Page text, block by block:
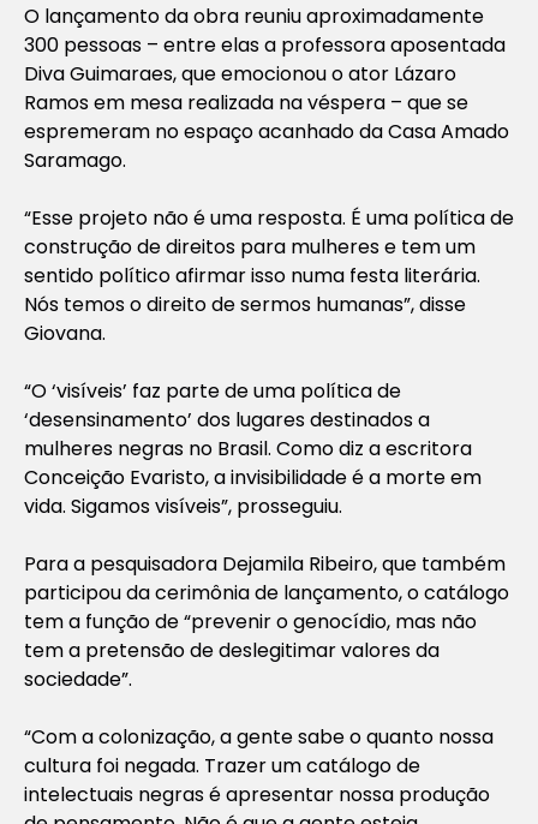
O lançamento da obra reuniu aproximadamente
300 pessoas – entre elas a professora aposentada
Diva Guimaraes, que emocionou o ator Lázaro
Ramos em mesa realizada na véspera – que se
espremeram no espaço acanhado da Casa Amado
Saramago.
“Esse projeto não é uma resposta. É uma política de
construção de direitos para mulheres e tem um
sentido político afirmar isso numa festa literária.
Nós temos o direito de sermos humanas”, disse
Giovana.
“O ‘visíveis’ faz parte de uma política de
‘desensinamento’ dos lugares destinados a
mulheres negras no Brasil. Como diz a escritora
Conceição Evaristo, a invisibilidade é a morte em
vida. Sigamos visíveis”, prosseguiu.
Para a pesquisadora Dejamila Ribeiro, que também
participou da cerimônia de lançamento, o catálogo
tem a função de “prevenir o genocídio, mas não
tem a pretensão de deslegitimar valores da
sociedade”.
“Com a colonização, a gente sabe o quanto nossa
cultura foi negada. Trazer um catálogo de
intelectuais negras é apresentar nossa produção